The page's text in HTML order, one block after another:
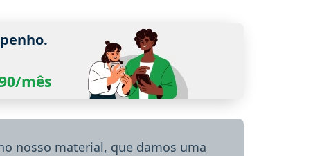
mês
nosso material, que damos uma